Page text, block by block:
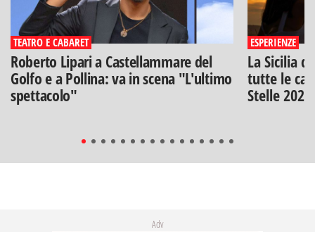
TEATRO E CABARET
Roberto Lipari a Castellammare del
Golfo e a Pollina: va in scena "L'ultimo
spettacolo"
ESPERIENZE
La Sicilia
tutte le
Stelle
Adv